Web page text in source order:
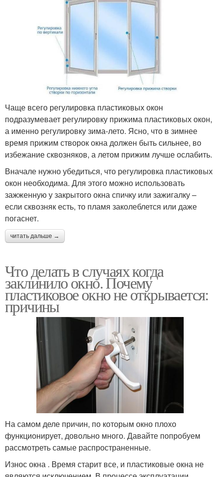
Чаще всего регулировка пластиковых окон
подразумевает регулировку прижима пластиковых окон,
а именно регулировку зима-лето. Ясно, что в зимнее
время прижим створок окна должен быть сильнее, во
избежание сквозняков, а летом прижим лучше ослабить.
Вначале нужно убедиться, что регулировка пластиковых
окон необходима. Для этого можно использовать
зажженную у закрытого окна спичку или зажигалку –
если сквозняк есть, то пламя заколеблется или даже
погаснет.
читать дальше →
Что делать в случаях когда
заклинило окно. Почему
пластиковое окно не открывается:
причины
На самом деле причин, по которым окно плохо
функционирует, довольно много. Давайте попробуем
рассмотреть самые распространенные.
Износ окна . Время старит все, и пластиковые окна не